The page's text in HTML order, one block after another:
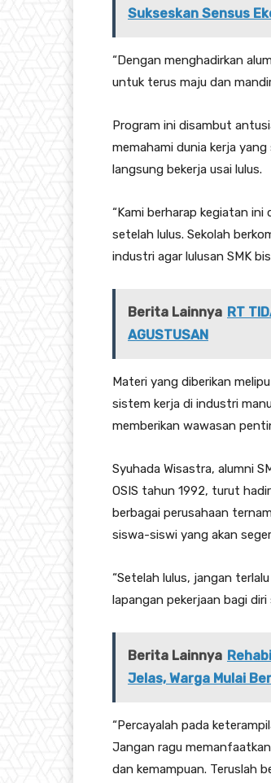
Sukseskan Sensus
“Dengan menghadirkan
untuk terus maju dan
Program ini disambut
memahami dunia kerja
langsung bekerja usai lulus.
“Kami berharap kegiatan
setelah lulus. Sekolah
industri agar lulusan SMK
Berita Lainnya RT
AGUSTUSAN
Materi yang diberikan
sistem kerja di industri
memberikan wawasan
Syuhada Wisastra, alumni
OSIS tahun 1992, turut
berbagai perusahaan
siswa-siswi yang akan
“Setelah lulus, jangan
lapangan pekerjaan bagi diri
Berita Lainnya
Jelas, Warga Mulai
“Percayalah pada
Jangan ragu
dan kemampuan. Teruslah